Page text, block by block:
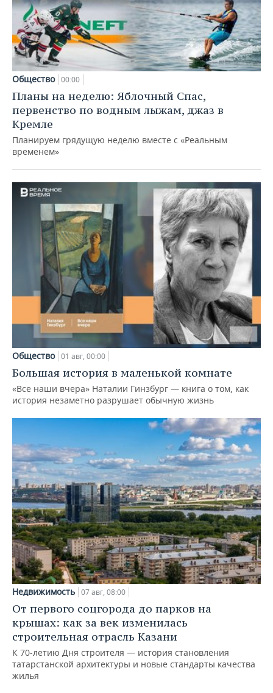
Общество 00:00
Планы на неделю: Яблочный Спас,
первенство по водным лыжам, джаз в
Кремле
Планируем грядущую неделю вместе с «Реальным
временем»
Общество 01 авг, 00:00
Большая история в маленькой комнате
«Все наши вчера» Наталии Гинзбург — книга о том, как
история незаметно разрушает обычную жизнь
Недвижимость 07 авг, 08:00
От первого соцгорода до парков на
крышах: как за век изменилась
строительная отрасль Казани
К 70-летию Дня строителя — история становления
татарстанской архитектуры и новые стандарты качества
жилья